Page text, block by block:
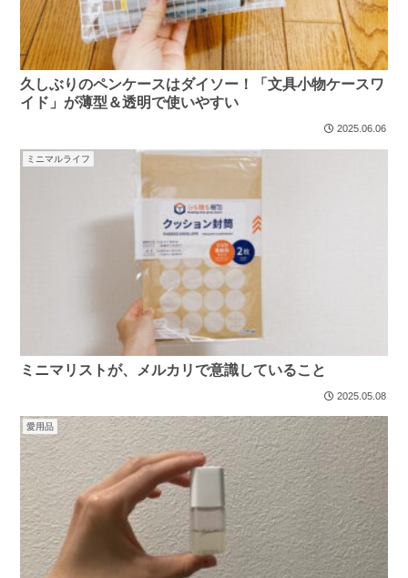
久しぶりのペンケースはダイソー！「文具小物ケースワ
イド」が薄型＆透明で使いやすい
2025.06.06
ミニマルライフ
ミニマリストが、メルカリで意識していること
2025.05.08
愛用品